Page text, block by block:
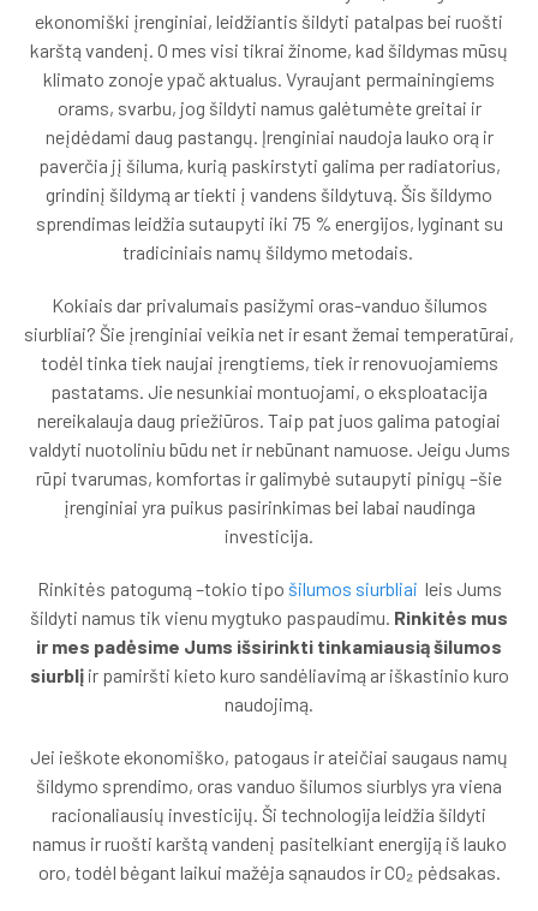
ekonomiški įrenginiai, leidžiantis šildyti patalpas bei ruošti
karštą vandenį. O mes visi tikrai žinome, kad šildymas mūsų
klimato zonoje ypač aktualus. Vyraujant permainingiems
orams, svarbu, jog šildyti namus galėtumėte greitai ir
neįdėdami daug pastangų. Įrenginiai naudoja lauko orą ir
paverčia jį šiluma, kurią paskirstyti galima per radiatorius,
grindinį šildymą ar tiekti į vandens šildytuvą. Šis šildymo
sprendimas leidžia sutaupyti iki 75 % energijos, lyginant su
tradiciniais namų šildymo metodais.
Kokiais dar privalumais pasižymi oras-vanduo šilumos
siurbliai? Šie įrenginiai veikia net ir esant žemai temperatūrai,
todėl tinka tiek naujai įrengtiems, tiek ir renovuojamiems
pastatams. Jie nesunkiai montuojami, o eksploatacija
nereikalauja daug priežiūros. Taip pat juos galima patogiai
valdyti nuotoliniu būdu net ir nebūnant namuose. Jeigu Jums
rūpi tvarumas, komfortas ir galimybė sutaupyti pinigų –šie
įrenginiai yra puikus pasirinkimas bei labai naudinga
investicija.
Rinkitės patogumą –tokio tipo šilumos siurbliai leis Jums
šildyti namus tik vienu mygtuko paspaudimu. Rinkitės mus
ir mes padėsime Jums išsirinkti tinkamiausią šilumos
siurblįir pamiršti kieto kuro sandėliavimą ar iškastinio kuro
naudojimą.
Jei ieškote ekonomiško, patogaus ir ateičiai saugaus namų
šildymo sprendimo, oras vanduo šilumos siurblys yra viena
racionaliausių investicijų. Ši technologija leidžia šildyti
namus ir ruošti karštą vandenį pasitelkiant energiją iš lauko
oro, todėl bėgant laikui mažėja sąnaudos ir CO₂ pėdsakas.